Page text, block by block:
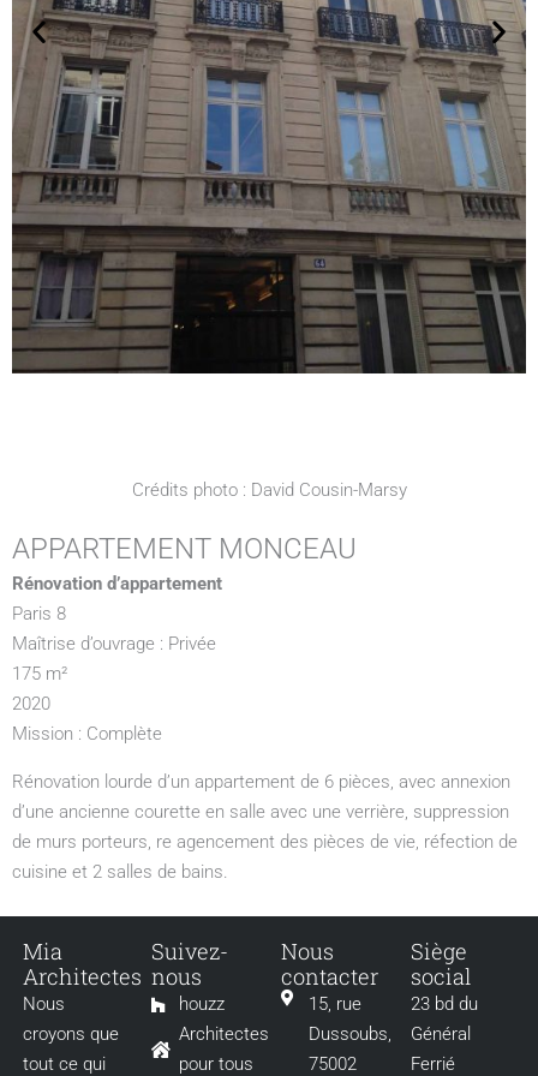
APPARTEMENT MONCEAU
Rénovation d’appartement
Paris 8
Maîtrise d’ouvrage : Privée
175 m²
2020
Mission : Complète
Rénovation lourde d’un appartement de 6 pièces, avec annexion
d’une ancienne courette en salle avec une verrière, suppression
de murs porteurs, re agencement des pièces de vie, réfection de
cuisine et 2 salles de bains.
Crédits photo : David Cousin-Marsy
Mia
Architectes
Nous
croyons que
tout ce qui
Suivez-
nous
houzz
Architectes
pour tous
Nous
contacter
15, rue
Dussoubs,
75002
Siège
social
23 bd du
Général
Ferrié